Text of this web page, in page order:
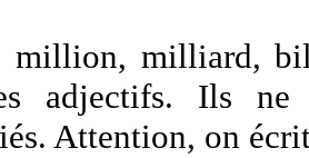
milliard,
adjectifs. Ils ne
Attention, on